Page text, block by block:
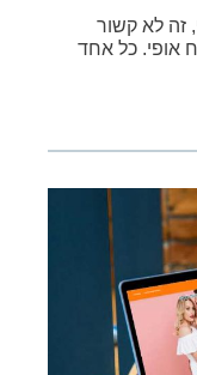
זה לא קשור
אופי. כל אחד